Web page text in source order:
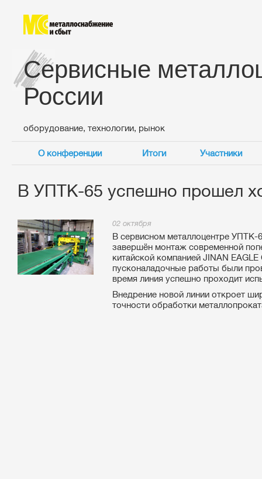
Сервисные
России
оборудование, технологии, рынок
О конференции Итоги Участники
В УПТК-65 успешно прошел
02 октября
В сервисном металлоцентре УПТК-
завершён монтаж современной
китайской компанией JINAN
пусконаладочные работы были
время линия успешно проходит
Внедрение новой линии откроет
точности обработки